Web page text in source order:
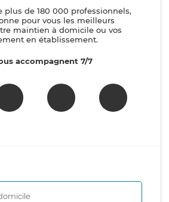
plus de 180 000 professionnels,
pour vous les meilleurs
maintien à domicile ou vos
en établissement.
accompagnent 7/7